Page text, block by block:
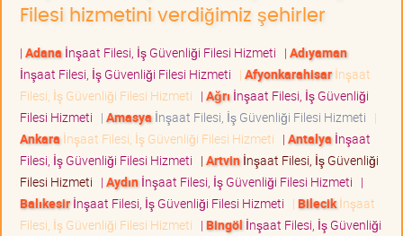
Filesi hizmetini verdiğimiz şehirler
| Adana İnşaat Filesi, İş Güvenliği Filesi Hizmeti | Adıyaman
İnşaat Filesi, İş Güvenliği Filesi Hizmeti | Afyonkarahisarİnşaat
Filesi, İş Güvenliği Filesi Hizmeti | Ağrı İnşaat Filesi, İş Güvenliği
Filesi Hizmeti | Amasya İnşaat Filesi, İş Güvenliği Filesi Hizmeti |
Ankara İnşaat Filesi, İş Güvenliği Filesi Hizmeti | Antalya İnşaat
Filesi, İş Güvenliği Filesi Hizmeti | Artvinİnşaat Filesi, İş Güvenliği
Filesi Hizmeti | Aydınİnşaat Filesi, İş Güvenliği Filesi Hizmeti |
Balıkesirİnşaat Filesi, İş Güvenliği Filesi Hizmeti | Bilecikİnşaat
Filesi, İş Güvenliği Filesi Hizmeti | Bingöl İnşaat Filesi, İş Güvenliği